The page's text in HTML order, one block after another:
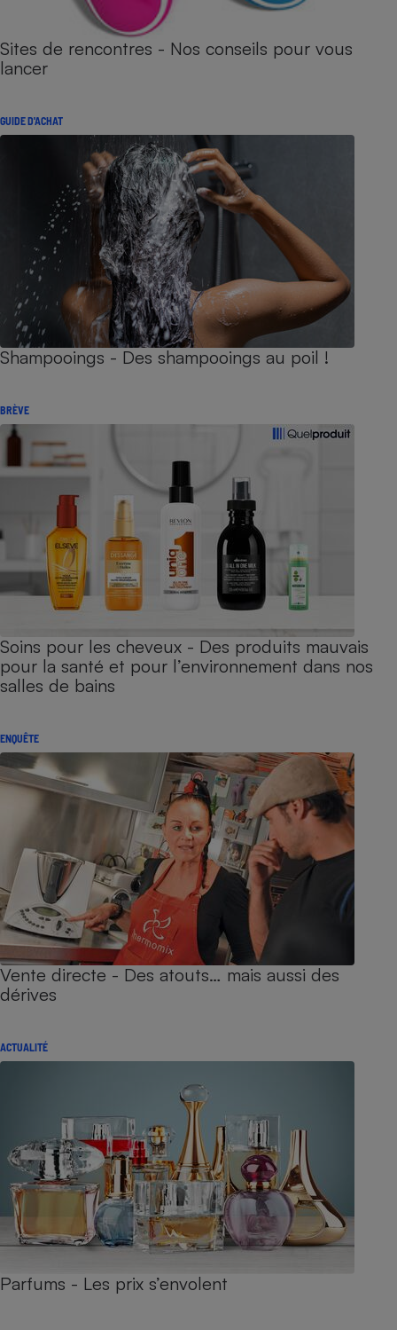
Sites de rencontres - Nos conseils pour vous
lancer
GUIDE D'ACHAT
Shampooings - Des shampooings au poil !
BRÈVE
Soins pour les cheveux - Des produits mauvais
pour la santé et pour l’environnement dans nos
salles de bains
ENQUÊTE
Vente directe - Des atouts… mais aussi des
dérives
ACTUALITÉ
Parfums - Les prix s’envolent